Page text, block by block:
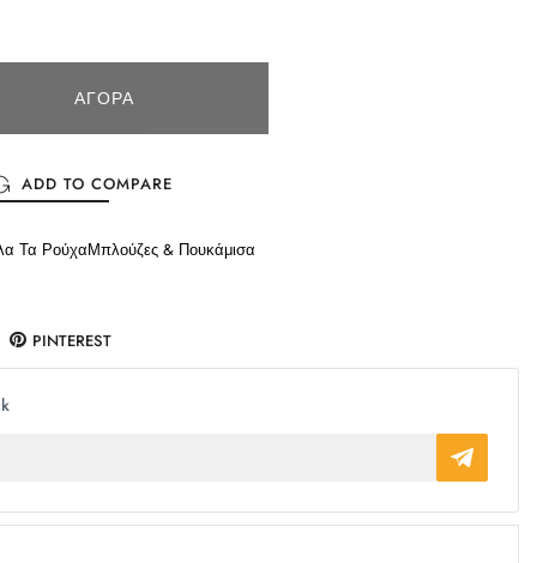
ΑΓΟΡΆ
ADD TO COMPARE
Τα ΡούχαΜπλούζες & Πουκάμισα
PINTEREST